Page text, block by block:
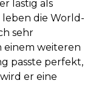
lästig als
die World-
sehr
einem weiteren
passte perfekt,
er eine